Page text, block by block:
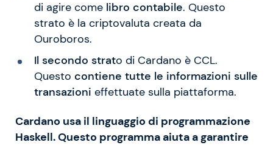
di agire come libro contabile. Questo
strato è la criptovaluta creata da
Ouroboros.
Il secondo strato di Cardano è CCL.
Questo contiene tutte le informazioni sulle
transazioni effettuate sulla piattaforma.
Cardano usa il linguaggio di programmazione
Haskell. Questo programma aiuta a garantire